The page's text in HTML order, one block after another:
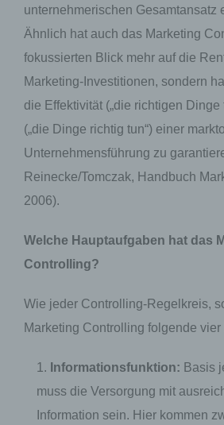
unternehmerischen Gesamtansatz
Ähnlich hat auch das Marketing
fokussierten Blick mehr auf die
Marketing-Investitionen, sondern
die Effektivität („die richtigen Dinge
(„die Dinge richtig tun“) einer
Unternehmensführung zu
Reinecke/Tomczak, Handbuch
2006).
Welche Hauptaufgaben hat das
Controlling?
Wie jeder Controlling-Regelkreis,
Marketing Controlling folgende
Informationsfunktion: Basis
muss die Versorgung mit
Information sein. Hier kommen